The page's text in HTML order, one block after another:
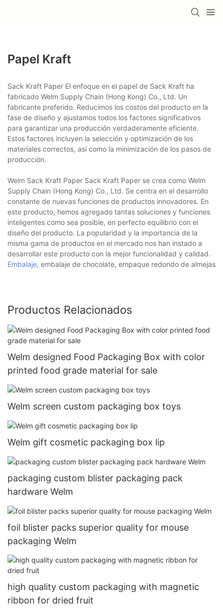
Papel Kraft
Sack Kraft Paper El enfoque en el papel de Sack Kraft ha
fabricado Welm Supply Chain (Hong Kong) Co., Ltd. Un
fabricante preferido. Reducimos los costos del producto en la
fase de diseño y ajustamos todos los factores significativos
para garantizar una producción verdaderamente eficiente.
Estos factores incluyen la selección y optimización de los
materiales correctos, así como la minimización de los pasos de
producción.
Welm Sack Kraft Paper Sack Kraft Paper se crea como Welm
Supply Chain (Hong Kong) Co., Ltd. Se centra en el desarrollo
constante de nuevas funciones de productos innovadores. En
este producto, hemos agregado tantas soluciones y funciones
inteligentes como sea posible, en perfecto equilibrio con el
diseño del producto. La popularidad y la importancia de la
misma gama de productos en el mercado nos han instado a
desarrollar este producto con la mejor funcionalidad y calidad.
Embalaje, embalaje de chocolate, empaque redondo de almejas
Productos Relacionados
Welm designed Food Packaging Box with color
printed food grade material for sale
Welm screen custom packaging box toys
Welm gift cosmetic packaging box lip
packaging custom blister packaging pack
hardware Welm
foil blister packs superior quality for mouse
packaging Welm
high quality custom packaging with magnetic
ribbon for dried fruit